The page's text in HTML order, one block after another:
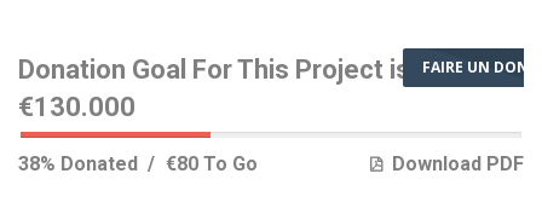
FAIRE UN DON
Donation Goal For This Project is
€130.000
38% Donated €80 To Go Download PDF